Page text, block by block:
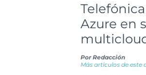
Azure en
PorRedacción
Más artículos de este